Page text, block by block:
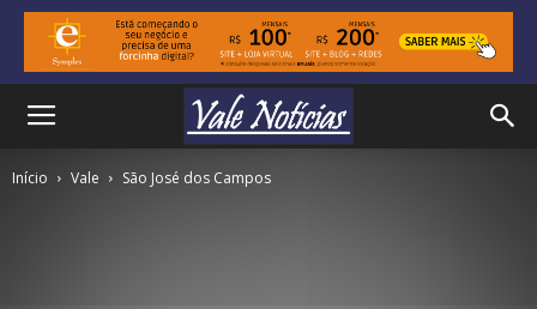
Início Vale São José dos Campos